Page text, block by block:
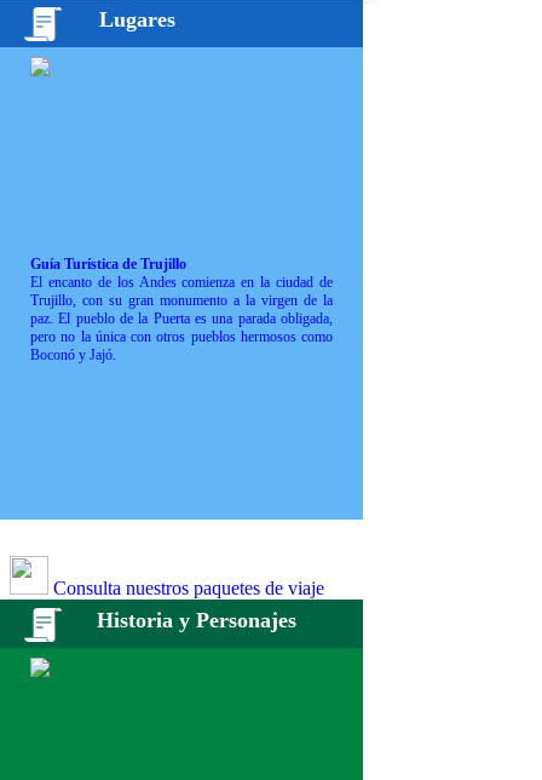
Lugares
Guía Turística de Trujillo
El encanto de los Andes comienza en la ciudad de
Trujillo, con su gran monumento a la virgen de la
paz. El pueblo de la Puerta es una parada obligada,
pero no la única con otros pueblos hermosos como
Boconó y Jajó.
Consulta nuestros paquetes de viaje
Historia y Personajes